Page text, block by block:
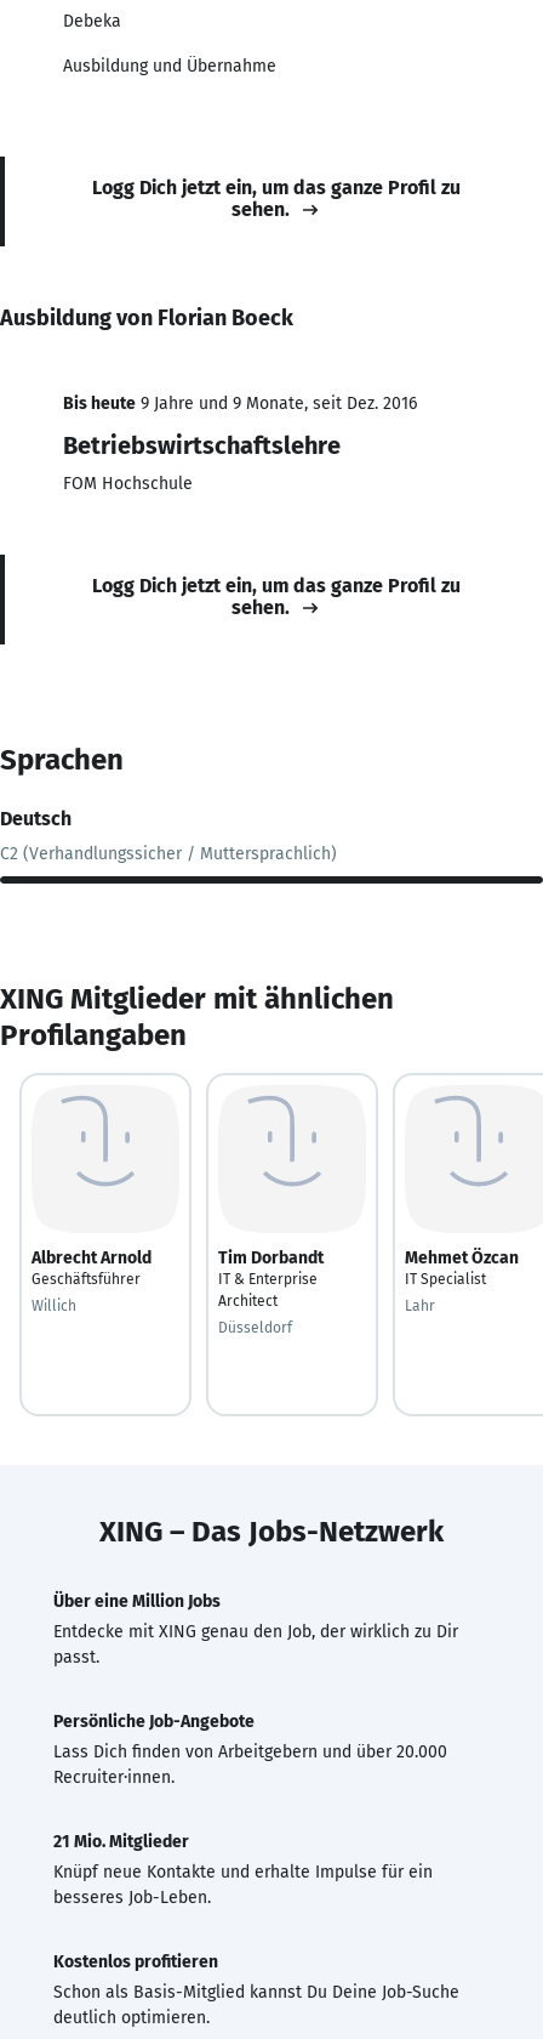
Debeka
Ausbildung und Übernahme
Logg Dich jetzt ein, um das ganze Profil zu
sehen.
Ausbildung von Florian Boeck
Bis heute 9 Jahre und 9 Monate, seit Dez. 2016
Betriebswirtschaftslehre
FOM Hochschule
Logg Dich jetzt ein, um das ganze Profil zu
sehen.
Sprachen
Deutsch
C2 (Verhandlungssicher / Muttersprachlich)
XING Mitglieder mit ähnlichen
Profilangaben
Albrecht Arnold
Geschäftsführer
Willich
Tim Dorbandt
IT & Enterprise
Architect
Düsseldorf
Mehmet Özcan
IT Specialist
Lahr
XING – Das Jobs-Netzwerk
Über eine Million Jobs
Entdecke mit XING genau den Job, der wirklich zu Dir
passt.
Persönliche Job-Angebote
Lass Dich finden von Arbeitgebern und über 20.000
Recruiter·innen.
21 Mio. Mitglieder
Knüpf neue Kontakte und erhalte Impulse für ein
besseres Job-Leben.
Kostenlos profitieren
Schon als Basis-Mitglied kannst Du Deine Job-Suche
deutlich optimieren.